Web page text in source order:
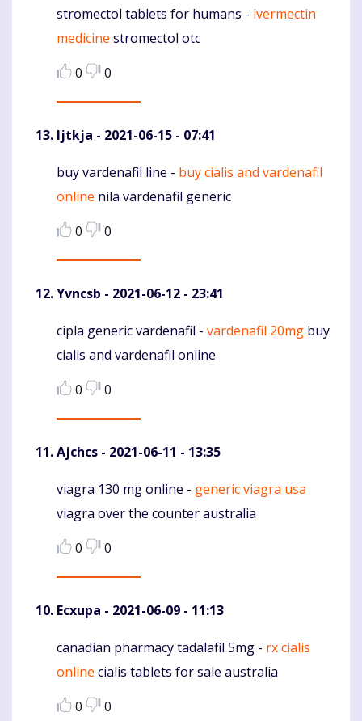
Komentaras
stromectol tablets for humans - ivermectin
medicine stromectol otc
0
0
Ijtkja - 2021-06-15 - 07:41
Komentaras
buy vardenafil line - buy cialis and vardenafil
online nila vardenafil generic
0
0
Yvncsb - 2021-06-12 - 23:41
Komentaras
cipla generic vardenafil - vardenafil 20mg buy
cialis and vardenafil online
0
0
Ajchcs - 2021-06-11 - 13:35
Komentaras
viagra 130 mg online - generic viagra usa
viagra over the counter australia
0
0
Ecxupa - 2021-06-09 - 11:13
Komentaras
canadian pharmacy tadalafil 5mg - rx cialis
online cialis tablets for sale australia
0
0